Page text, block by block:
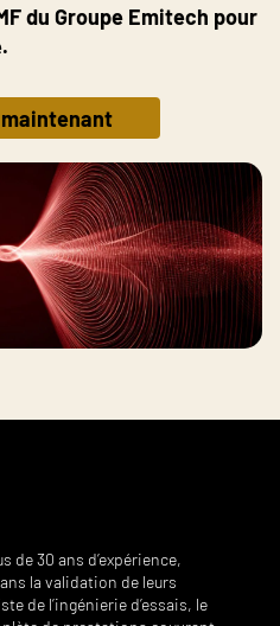
du Groupe Emitech pour
maintenant
de 30 ans d’expérience,
la validation de leurs
de l’ingénierie d’essais, le